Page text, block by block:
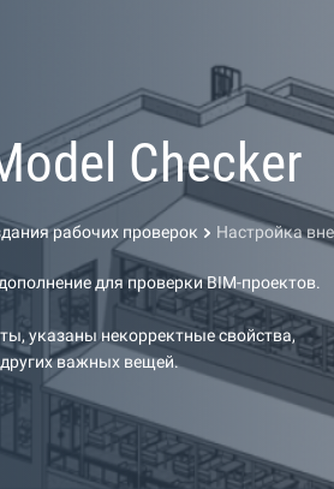
Checker
рабочих проверок Настройка
для проверки BIM-проектов.
указаны некорректные свойства,
важных вещей.